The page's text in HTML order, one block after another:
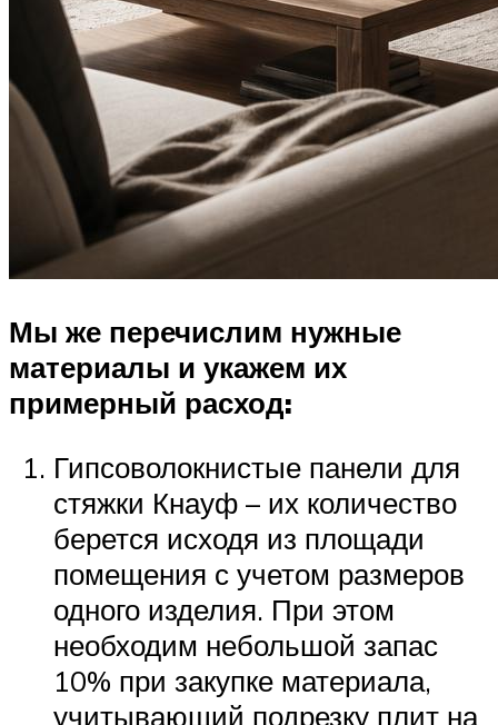
Мы же перечислим нужные
материалы и укажем их
примерный расход:
Гипсоволокнистые панели для
стяжки Кнауф – их количество
берется исходя из площади
помещения с учетом размеров
одного изделия. При этом
необходим небольшой запас
10% при закупке материала,
учитывающий подрезку плит на